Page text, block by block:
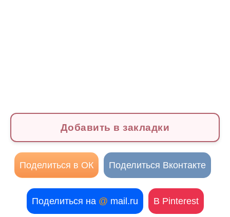
Добавить в закладки
Поделиться в ОК Поделиться Вконтакте
Поделиться на @ mail.ru В Pinterest